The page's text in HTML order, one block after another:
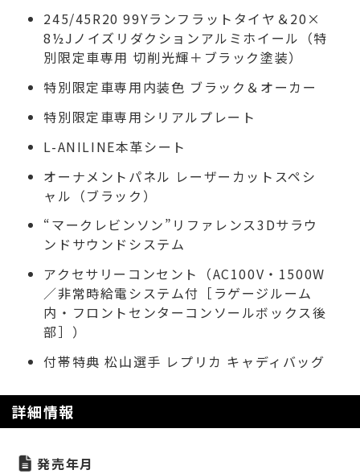
245/45R20 99Yランフラットタイヤ＆20×
8½Jノイズリダクションアルミホイール（特
別限定車専用 切削光輝＋ブラック塗装）
特別限定車専用内装色 ブラック＆オーカー
特別限定車専用シリアルプレート
L-ANILINE本革シート
オーナメントパネル レーザーカットスペシ
ャル（ブラック）
“マークレビンソン”リファレンス3Dサラウ
ンドサウンドシステム
アクセサリーコンセント（AC100V・1500W
／非常時給電システム付［ラゲージルーム
内・フロントセンターコンソールボックス後
部］）
付帯特典 松山選手 レプリカ キャディバッグ
詳細情報
発売年月